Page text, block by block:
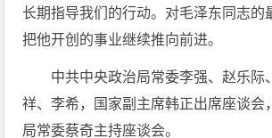
长期指导我们的行动。对毛泽东同志的
把他开创的事业继续推向前进。
中共中央政治局常委李强、赵乐际
祥、李希，国家副主席韩正出席座谈会
局常委蔡奇主持座谈会。